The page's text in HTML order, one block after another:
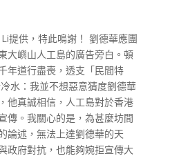
提供，特此鳴謝！ 劉德華應團
大嶼山人工島的廣告旁白。頓
年道行盡喪，透支「民間特
水：我並不想惡意猜度劉德華
他真誠相信，人工島對於香港
傳。我關心的是，為甚麼坊間
論述，無法上達劉德華的天
政府對抗，也能夠婉拒宣傳大